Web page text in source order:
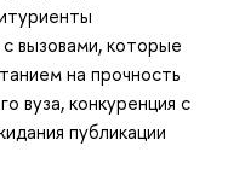
вызовами, которые
на прочность
вуза, конкуренция с
публикации